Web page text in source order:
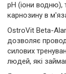
pH (іони водню),
карнозину в
OstroVit Beta-
дозволяє
силових
людей, які